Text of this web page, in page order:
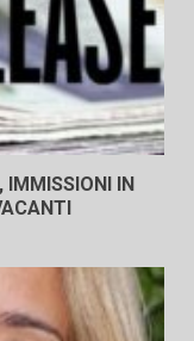
IMMISSIONI IN